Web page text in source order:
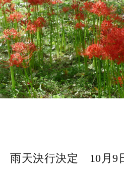
雨天決行決定 10月9